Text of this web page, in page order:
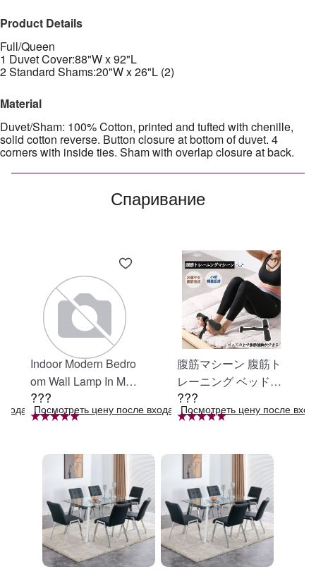
Product Details
Full/Queen
1 Duvet Cover:88"W x 92"L
2 Standard Shams:20"W x 26"L (2)
Material
Duvet/Sham: 100% Cotton, printed and tufted with chenille,
solid cotton reverse. Button closure at bottom of duvet. 4
corners with inside ties. Sham with overlap closure at back.
Спаривание
в систему
Indoor Modern Bedro
om Wall Lamp In Matt
e Black, Iron Clear Gl
ass Shade,4-Lights E
nity Light
???
Посмотреть цену после входа в систему
腹筋マシーン 腹筋ト
レーニング ベッド固
定 足固定 腹筋器具
腹筋マシン 足を押さ
レーニング器具 エク
ササイズ ダイエット
旅行 自宅 WBGHS-0
1-R
???
Посмотреть цену после